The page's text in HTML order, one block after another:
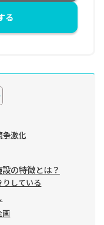
る
争激化
の特徴とは？
りしている
画